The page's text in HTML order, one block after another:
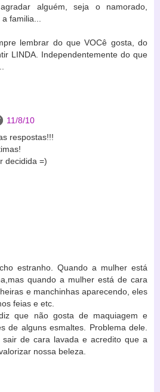
alguém, seja o namorado,
familia...
lembrar do que VOCê gosta, do
LINDA. Independentemente do que
11/8/10
respostas!!!
decidida =)
estranho. Quando a mulher está
quando a mulher está de cara
e manchinhas aparecendo, eles
feias e etc.
que não gosta de maquiagem e
de alguns esmaltes. Problema dele.
de cara lavada e acredito que a
nossa beleza.